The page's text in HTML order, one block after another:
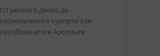
От уютного двора до
горнолыжного курорта: как
преображается Арсеньев